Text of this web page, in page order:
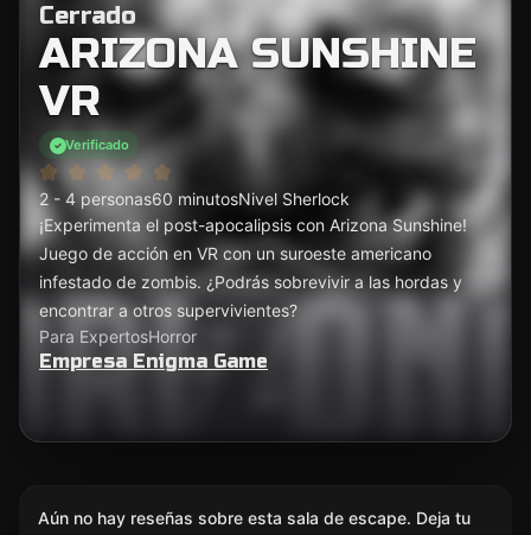
Cerrado
ARIZONA SUNSHINE
VR
Verificado
2 - 4 personas60 minutosNivel Sherlock
¡Experimenta el post-apocalipsis con Arizona Sunshine!
Juego de acción en VR con un suroeste americano
infestado de zombis. ¿Podrás sobrevivir a las hordas y
encontrar a otros supervivientes?
Para ExpertosHorror
Empresa Enigma Game
Aún no hay reseñas sobre esta sala de escape. Deja tu